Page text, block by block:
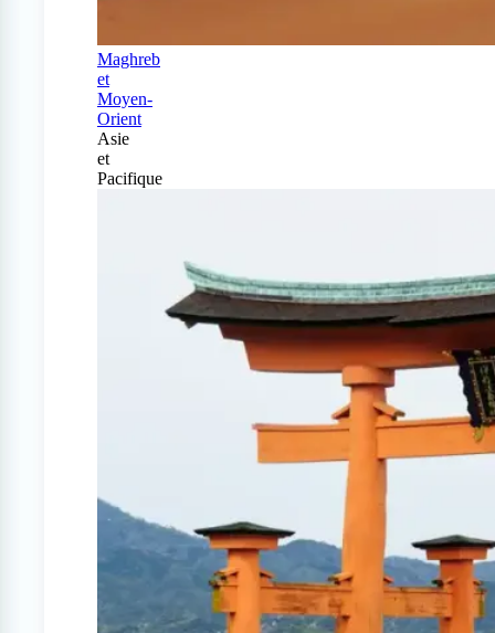
Maghreb
et
Moyen-
Orient
Asie
et
Pacifique